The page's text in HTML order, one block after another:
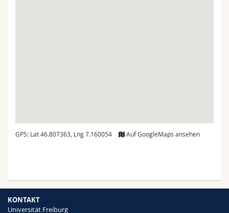
GPS: Lat 46.807363, Lng 7.160054 Auf GoogleMaps ansehen
KONTAKT
Universität Freiburg